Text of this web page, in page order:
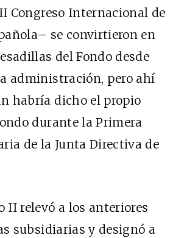
Congreso Internacional de
se convirtieron en
del Fondo desde
administración, pero ahí
habría dicho el propio
durante la Primera
de la Junta Directiva de
II relevó a los anteriores
subsidiarias y designó a